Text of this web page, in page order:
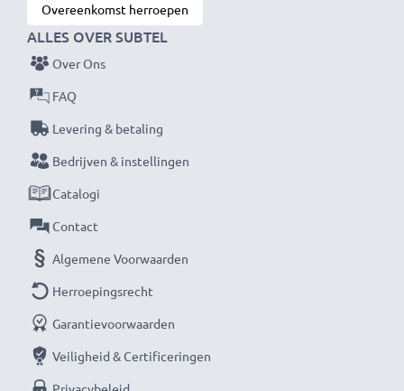
Overeenkomst herroepen
ALLES OVER SUBTEL
Over Ons
FAQ
Levering & betaling
Bedrijven & instellingen
Catalogi
Contact
Algemene Voorwaarden
Herroepingsrecht
Garantievoorwaarden
Veiligheid & Certificeringen